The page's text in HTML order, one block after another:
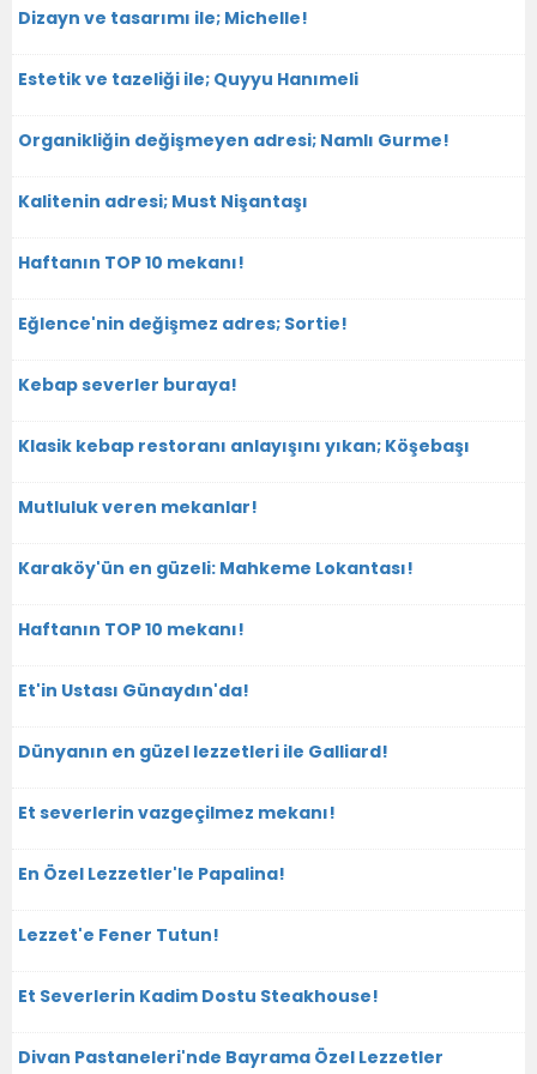
Dizayn ve tasarımı ile; Michelle!
Estetik ve tazeliği ile; Quyyu Hanımeli
Organikliğin değişmeyen adresi; Namlı Gurme!
Kalitenin adresi; Must Nişantaşı
Haftanın TOP 10 mekanı!
Eğlence'nin değişmez adres; Sortie!
Kebap severler buraya!
Klasik kebap restoranı anlayışını yıkan; Köşebaşı
Mutluluk veren mekanlar!
Karaköy'ün en güzeli: Mahkeme Lokantası!
Haftanın TOP 10 mekanı!
Et'in Ustası Günaydın'da!
Dünyanın en güzel lezzetleri ile Galliard!
Et severlerin vazgeçilmez mekanı!
En Özel Lezzetler'le Papalina!
Lezzet'e Fener Tutun!
Et Severlerin Kadim Dostu Steakhouse!
Divan Pastaneleri'nde Bayrama Özel Lezzetler